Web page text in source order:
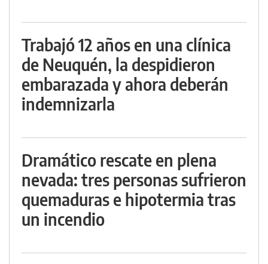
Trabajó 12 años en una clínica
de Neuquén, la despidieron
embarazada y ahora deberán
indemnizarla
Dramático rescate en plena
nevada: tres personas sufrieron
quemaduras e hipotermia tras
un incendio